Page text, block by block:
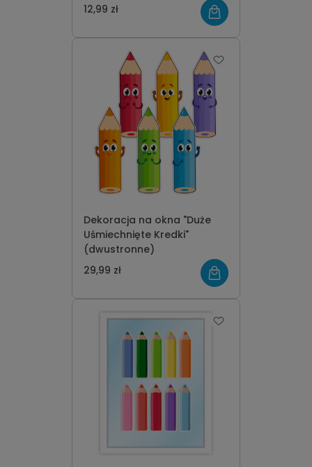
12,99 zł
Dekoracja na okna "Duże
Uśmiechnięte Kredki"
(dwustronne)
29,99 zł